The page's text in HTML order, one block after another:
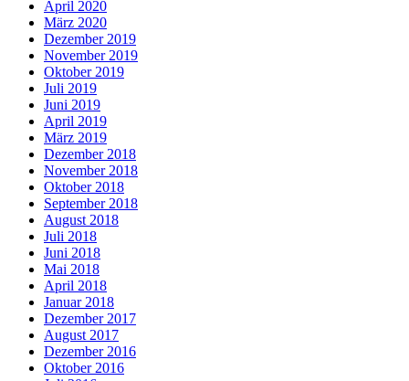
April 2020
März 2020
Dezember 2019
November 2019
Oktober 2019
Juli 2019
Juni 2019
April 2019
März 2019
Dezember 2018
November 2018
Oktober 2018
September 2018
August 2018
Juli 2018
Juni 2018
Mai 2018
April 2018
Januar 2018
Dezember 2017
August 2017
Dezember 2016
Oktober 2016